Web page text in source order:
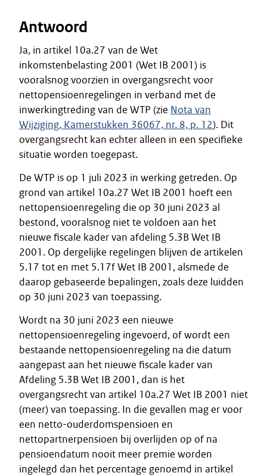
Antwoord
Ja, in artikel 10a.27 van de Wet
inkomstenbelasting 2001 (Wet IB 2001) is
vooralsnog voorzien in overgangsrecht voor
nettopensioenregelingen in verband met de
inwerkingtreding van de WTP (zie Nota van
Wijziging, Kamerstukken 36067, nr. 8, p. 12). Dit
overgangsrecht kan echter alleen in een specifieke
situatie worden toegepast.
De WTP is op 1 juli 2023 in werking getreden. Op
grond van artikel 10a.27 Wet IB 2001 hoeft een
nettopensioenregeling die op 30 juni 2023 al
bestond, vooralsnog niet te voldoen aan het
nieuwe fiscale kader van afdeling 5.3B Wet IB
2001. Op dergelijke regelingen blijven de artikelen
5.17 tot en met 5.17f Wet IB 2001, alsmede de
daarop gebaseerde bepalingen, zoals deze luidden
op 30 juni 2023 van toepassing.
Wordt na 30 juni 2023 een nieuwe
nettopensioenregeling ingevoerd, of wordt een
bestaande nettopensioenregeling na die datum
aangepast aan het nieuwe fiscale kader van
Afdeling 5.3B Wet IB 2001, dan is het
overgangsrecht van artikel 10a.27 Wet IB 2001 niet
(meer) van toepassing. In die gevallen mag er voor
een netto-ouderdomspensioen en
nettopartnerpensioen bij overlijden op of na
pensioendatum nooit meer premie worden
ingelegd dan het percentage genoemd in artikel